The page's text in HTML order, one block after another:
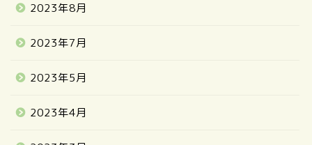
2023年8月
2023年7月
2023年5月
2023年4月